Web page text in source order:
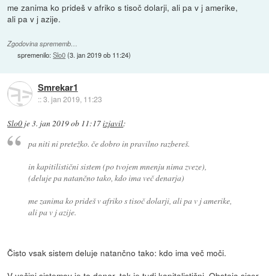
me zanima ko prideš v afriko s tisoč dolarji, ali pa v j amerike,
ali pa v j azije.
Zgodovina sprememb…
spremenilo:Slo0(3. jan 2019 ob 11:24)
Smrekar1
::3. jan 2019, 11:23
Slo0 je3. jan 2019 ob 11:17izjavil:
pa niti ni pretežko. če dobro in pravilno razbereš.
in kapitilistični sistem (po tvojem mnenju nima zveze),
(deluje pa natančno tako, kdo ima več denarja)
me zanima ko prideš v afriko s tisoč dolarji, ali pa v j amerike,
ali pa v j azije.
Čisto vsak sistem deluje natančno tako: kdo ima več moči.